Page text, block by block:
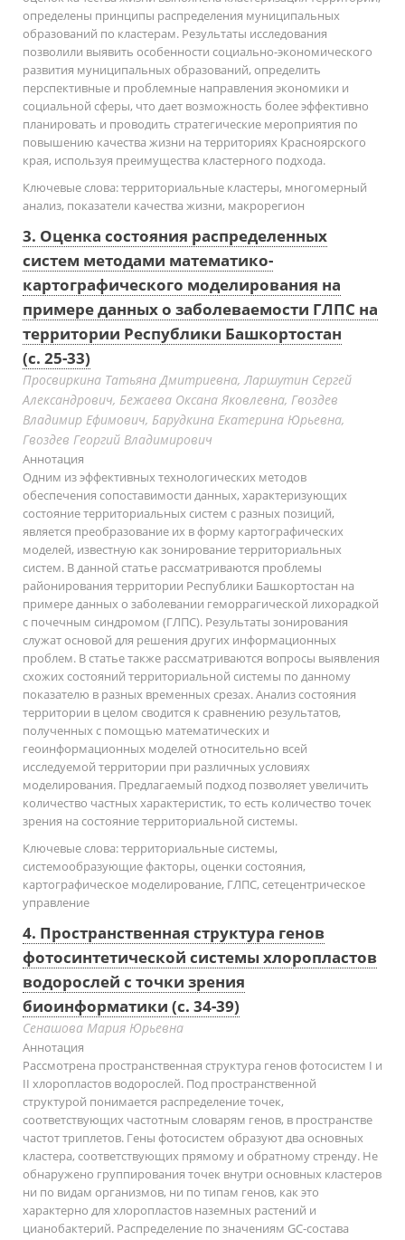
определены принципы распределения муниципальных
образований по кластерам. Результаты исследования
позволили выявить особенности социально-экономического
развития муниципальных образований, определить
перспективные и проблемные направления экономики и
социальной сферы, что дает возможность более эффективно
планировать и проводить стратегические мероприятия по
повышению качества жизни на территориях Красноярского
края, используя преимущества кластерного подхода.
Ключевые слова:территориальные кластеры, многомерный
анализ, показатели качества жизни, макрорегион
3. Оценка состояния распределенных
систем методами математико-
картографического моделирования на
примере данных о заболеваемости ГЛПС на
территории Республики Башкортостан
(с. 25-33)
Просвиркина Татьяна Дмитриевна, Ларшутин Сергей
Александрович, Бежаева Оксана Яковлевна, Гвоздев
Владимир Ефимович, Барудкина Екатерина Юрьевна,
Гвоздев Георгий Владимирович
Аннотация
Одним из эффективных технологических методов
обеспечения сопоставимости данных, характеризующих
состояние территориальных систем с разных позиций,
является преобразование их в форму картографических
моделей, известную как зонирование территориальных
систем. В данной статье рассматриваются проблемы
районирования территории Республики Башкортостан на
примере данных о заболевании геморрагической лихорадкой
с почечным синдромом (ГЛПС). Результаты зонирования
служат основой для решения других информационных
проблем. В статье также рассматриваются вопросы выявления
схожих состояний территориальной системы по данному
показателю в разных временных срезах. Анализ состояния
территории в целом сводится к сравнению результатов,
полученных с помощью математических и
геоинформационных моделей относительно всей
исследуемой территории при различных условиях
моделирования. Предлагаемый подход позволяет увеличить
количество частных характеристик, то есть количество точек
зрения на состояние территориальной системы.
Ключевые слова:территориальные системы,
системообразующие факторы, оценки состояния,
картографическое моделирование, ГЛПС, сетецентрическое
управление
4. Пространственная структура генов
фотосинтетической системы хлоропластов
водорослей с точки зрения
биоинформатики (с. 34-39)
Сенашова Мария Юрьевна
Аннотация
Рассмотрена пространственная структура генов фотосистем I и
II хлоропластов водорослей. Под пространственной
структурой понимается распределение точек,
соответствующих частотным словарям генов, в пространстве
частот триплетов. Гены фотосистем образуют два основных
кластера, соответствующих прямому и обратному стренду. Не
обнаружено группирования точек внутри основных кластеров
ни по видам организмов, ни по типам генов, как это
характерно для хлоропластов наземных растений и
цианобактерий. Распределение по значениям GC-состава